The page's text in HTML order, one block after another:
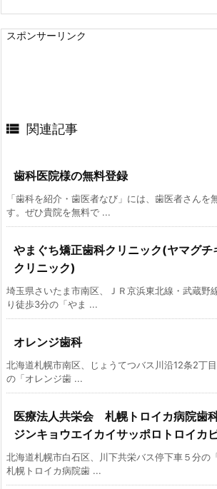
スポンサーリンク
 関連記事
歯科医院様の無料登録
「歯科を紹介・歯医者なび」には、歯医者さんを
す。ぜひ貴院を無料で ...
やまぐち矯正歯科クリニック(ヤマグチ
クリニック)
埼玉県さいたま市南区、ＪＲ京浜東北線・武蔵
り徒歩3分の「やま ...
オレンジ歯科
北海道札幌市南区、じょうてつバス川沿12条2丁
の「オレンジ歯 ...
医療法人共栄会 札幌トロイカ病院歯
ジンキョウエイカイサッポロトロイカ
北海道札幌市白石区、川下共栄バス停下車５分の
札幌トロイカ病院歯 ...